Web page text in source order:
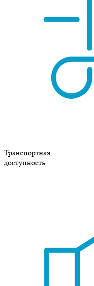
Транспортная
доступность